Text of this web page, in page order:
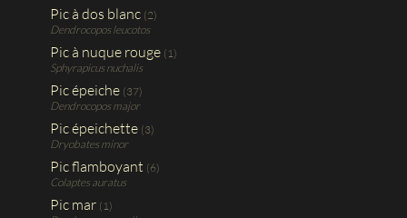
Pic à dos blanc (2)
Dendrocopos leucotos
Pic à nuque rouge (1)
Sphyrapicus nuchalis
Pic épeiche (37)
Dendrocopos major
Pic épeichette (3)
Dryobates minor
Pic flamboyant (6)
Colaptes auratus
Pic mar (1)